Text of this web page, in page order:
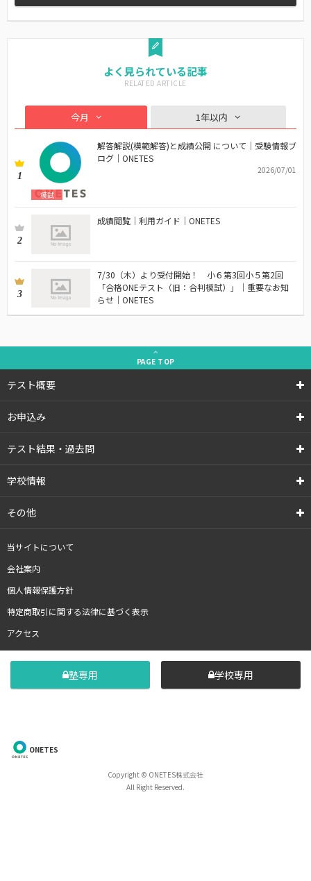
よく見られている記事
今月 1年以内
1
模試
解答解説(模範解答)と成績公開 について｜受験情報ブ
ログ｜ONETES
2026/07/01
2
成績閲覧｜利用ガイド｜ONETES
3
7/30（木）より受付開始！ 小６第3回小５第2回
「合格ONEテスト（旧：合判模試）」｜重要なお知
らせ｜ONETES
PAGE TOP
テスト概要
お申込み
テスト結果・過去問
学校情報
その他
当サイトについて
会社案内
個人情報保護方針
特定商取引に関する法律に基づく表示
アクセス
塾専用 学校専用
ONETES
Copyright © ONETES株式会社
All Right Reserved.